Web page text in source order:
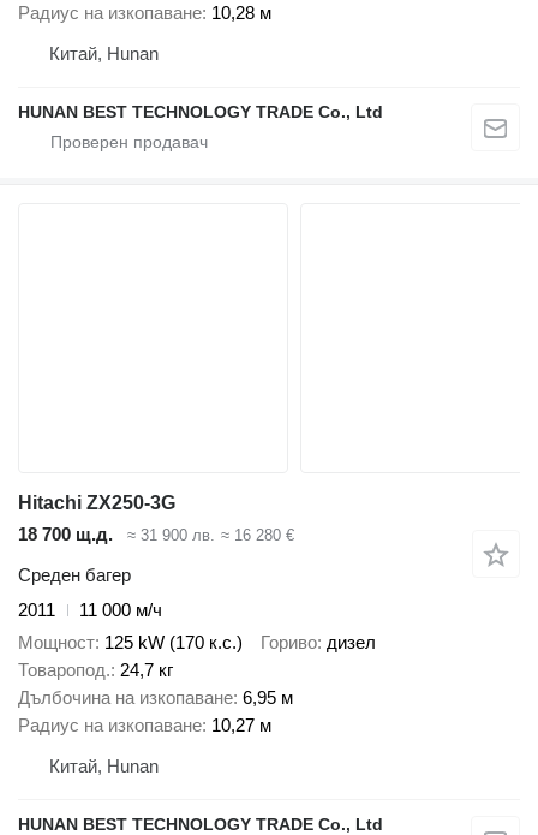
Радиус на изкопаване 10,28 м
Китай, Hunan
HUNAN BEST TECHNOLOGY TRADE Co., Ltd
Hitachi ZX250-3G
18 700 щ.д.
≈ 31 900 лв. ≈ 16 280 €
Среден багер
2011
11 000 м/ч
Мощност 125 kW (170 к.с.) Гориво дизел
Товаропод. 24,7 кг
Дълбочина на изкопаване 6,95 м
Радиус на изкопаване 10,27 м
Китай, Hunan
HUNAN BEST TECHNOLOGY TRADE Co., Ltd